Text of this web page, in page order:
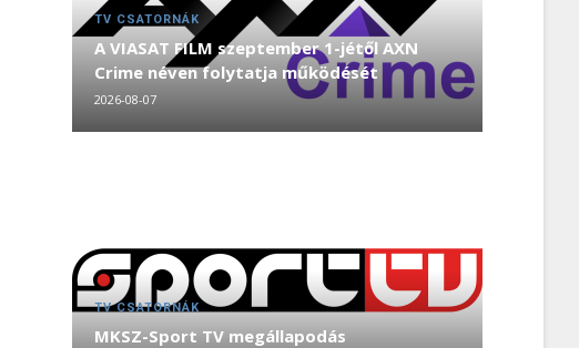
TV CSATORNÁK
A VIASAT FILM szeptember 1-jétől AXN
Crime néven folytatja működését
2026-08-07
TV CSATORNÁK
MKSZ-Sport TV megállapodás